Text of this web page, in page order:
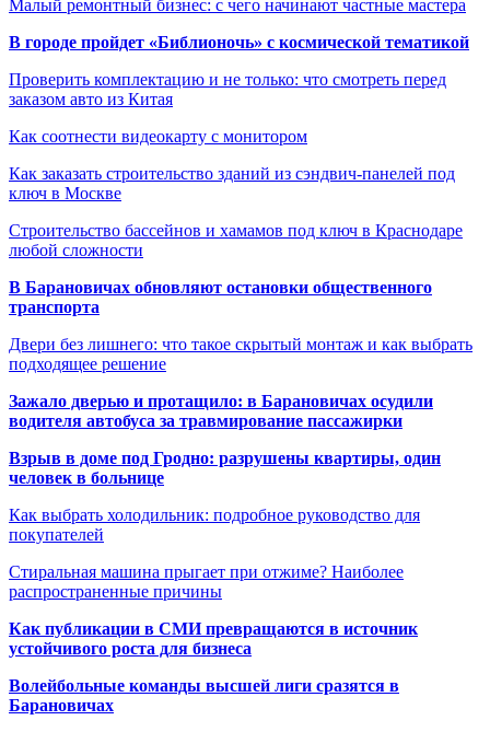
Малый ремонтный бизнес: с чего начинают частные мастера
В городе пройдет «Библионочь» с космической тематикой
Проверить комплектацию и не только: что смотреть перед
заказом авто из Китая
Как соотнести видеокарту с монитором
Как заказать строительство зданий из сэндвич-панелей под
ключ в Москве
Строительство бассейнов и хамамов под ключ в Краснодаре
любой сложности
В Барановичах обновляют остановки общественного
транспорта
Двери без лишнего: что такое скрытый монтаж и как выбрать
подходящее решение
Зажало дверью и протащило: в Барановичах осудили
водителя автобуса за травмирование пассажирки
Взрыв в доме под Гродно: разрушены квартиры, один
человек в больнице
Как выбрать холодильник: подробное руководство для
покупателей
Стиральная машина прыгает при отжиме? Наиболее
распространенные причины
Как публикации в СМИ превращаются в источник
устойчивого роста для бизнеса
Волейбольные команды высшей лиги сразятся в
Барановичах